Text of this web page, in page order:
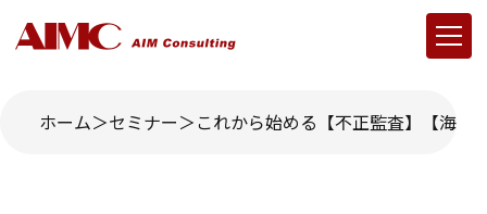
ホーム セミナー これから始める【不正監査】【海外